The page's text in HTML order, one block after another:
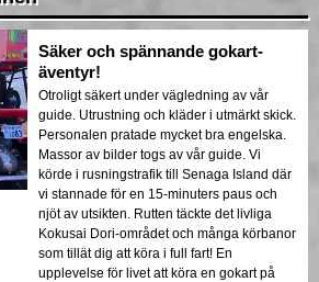
Säker och spännande gokart-
äventyr!
Otroligt säkert under vägledning av vår
guide. Utrustning och kläder i utmärkt skick.
Personalen pratade mycket bra engelska.
Massor av bilder togs av vår guide. Vi
körde i rusningstrafik till Senaga Island där
vi stannade för en 15-minuters paus och
njöt av utsikten. Rutten täckte det livliga
Kokusai Dori-området och många körbanor
som tillät dig att köra i full fart! En
upplevelse för livet att köra en gokart på